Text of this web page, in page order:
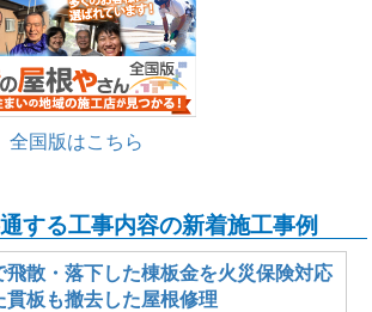
全国版はこちら
する工事内容の新着施工事例
飛散・落下した棟板金を火災保険対応
板も撤去した屋根修理